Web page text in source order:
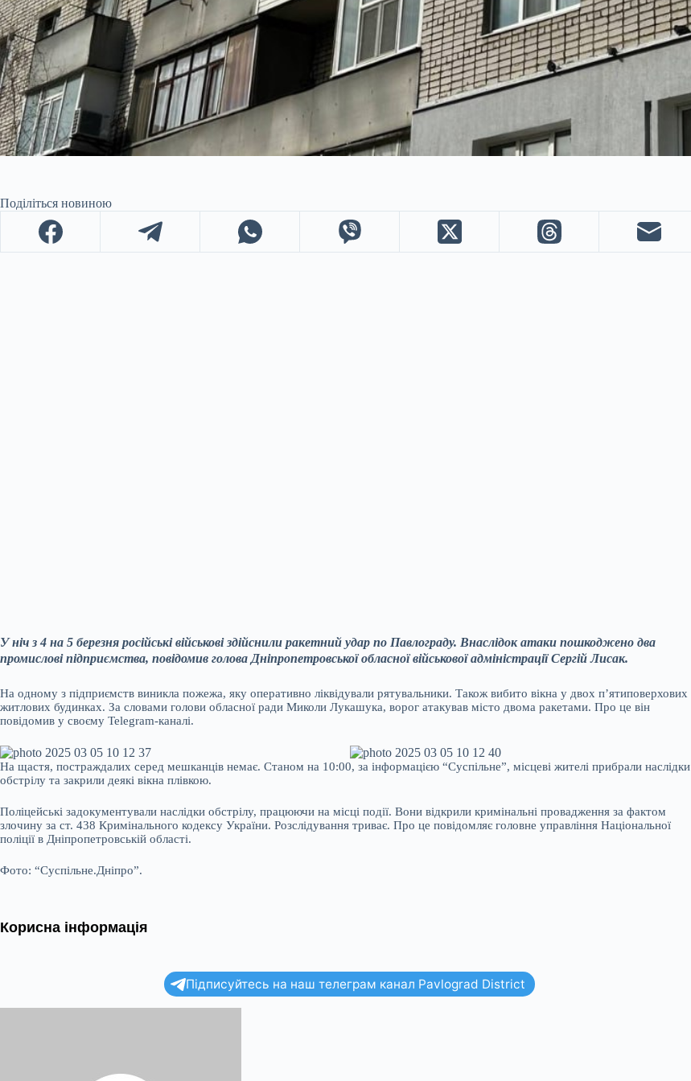
Поділіться новиною
У ніч з 4 на 5 березня російські військові здійснили ракетний удар по Павлограду. Внаслідок атаки пошкоджено два
промислові підприємства, повідомив голова Дніпропетровської обласної військової адміністрації Сергій Лисак.
На одному з підприємств виникла пожежа, яку оперативно ліквідували рятувальники. Також вибито вікна у двох п’ятиповерхових
житлових будинках. За словами голови обласної ради Миколи Лукашука, ворог атакував місто двома ракетами. Про це він
повідомив у своєму Telegram-каналі.
На щастя, постраждалих серед мешканців немає. Станом на 10:00, за інформацією “Суспільне”, місцеві жителі прибрали наслідки
обстрілу та закрили деякі вікна плівкою.
Поліцейські задокументували наслідки обстрілу, працюючи на місці події. Вони відкрили кримінальні провадження за фактом
злочину за ст. 438 Кримінального кодексу України. Розслідування триває. Про це повідомляє головне управління Національної
поліції в Дніпропетровській області.
Фото: “Суспільне.Дніпро”.
Корисна інформація
Підписуйтесь на наш телеграм канал Pavlograd District